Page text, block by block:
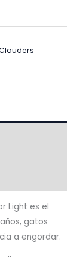
Light es el
gatos
a engordar.